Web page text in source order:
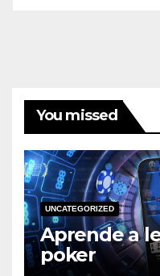
You missed
UNCATEGORIZED
Aprende a
poker